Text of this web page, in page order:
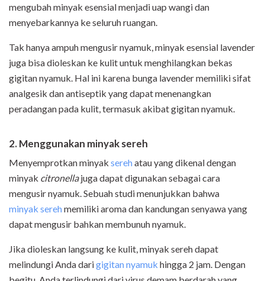
mengubah minyak esensial menjadi uap wangi dan
menyebarkannya ke seluruh ruangan.
Tak hanya ampuh mengusir nyamuk, minyak esensial lavender
juga bisa dioleskan ke kulit untuk menghilangkan bekas
gigitan nyamuk. Hal ini karena bunga lavender memiliki sifat
analgesik dan antiseptik yang dapat menenangkan
peradangan pada kulit, termasuk akibat gigitan nyamuk.
2. Menggunakan minyak sereh
Menyemprotkan minyak serehatau yang dikenal dengan
minyak citronellajuga dapat digunakan sebagai cara
mengusir nyamuk. Sebuah studi menunjukkan bahwa
minyak serehmemiliki aroma dan kandungan senyawa yang
dapat mengusir bahkan membunuh nyamuk.
Jika dioleskan langsung ke kulit, minyak sereh dapat
melindungi Anda darigigitan nyamuk hingga 2 jam. Dengan